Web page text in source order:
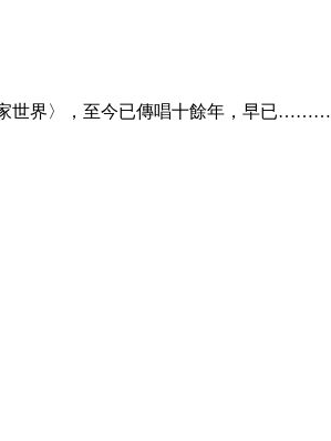
世界〉，至今已傳唱十餘年，早已………